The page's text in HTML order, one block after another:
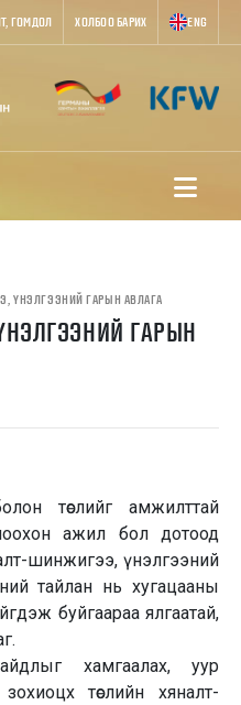
ГОМДОЛ ХОЛБОО БАРИХ ENG
ҮНЭЛГЭЭНИЙ ГАРЫН АВЛАГА
ГАРЫН
төслийг амжилттай
ажил бол дотоод
шинжигээ, үнэлгээний
тайлан нь хугацааны
буйгаараа ялгаатай,
хамгаалах, уур
зохиоцх төслийн хяналт-